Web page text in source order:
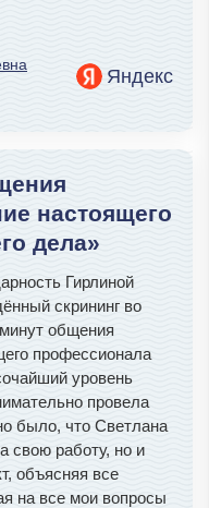
Яндекс
настоящего
дела»
Гирлиной
скрининг во
общения
профессионала
уровень
провела
было, что Светлана
свою работу, но и
объясняя все
на все мои вопросы